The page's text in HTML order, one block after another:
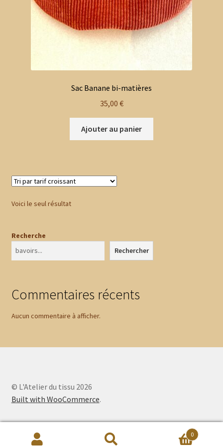
Sac Banane bi-matières
35,00 €
Ajouter au panier
Voici le seul résultat
Recherche
Rechercher
Commentaires récents
Aucun commentaire à afficher.
© L'Atelier du tissu 2026
Built with WooCommerce.
0